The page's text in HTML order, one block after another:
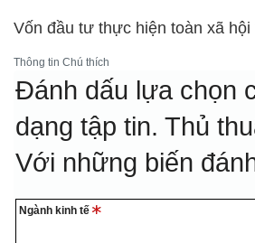
Vốn đầu tư thực hiện toàn xã
Thông tin Chú thích
Đánh dấu lựa chọn
dạng tập tin.Thủ
Với những biến
Ngành kinh tế